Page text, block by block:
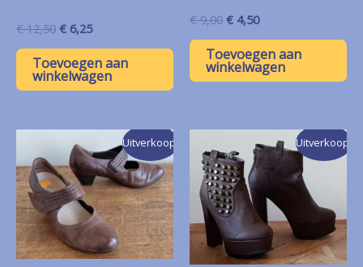
€12,50 Oorspronkelijke
was:
€ 12,50.
€ 6,25Huidige
is:
€ 6,25.
Toevoegen aan
winkelwagen
€9,00 Oorspronkelijke
was:
€ 9,00.
€ 4,50Huidige
is:
€ 4,50.
Toevoegen aan
winkelwagen
Uitverkoop! Uitverkoop!